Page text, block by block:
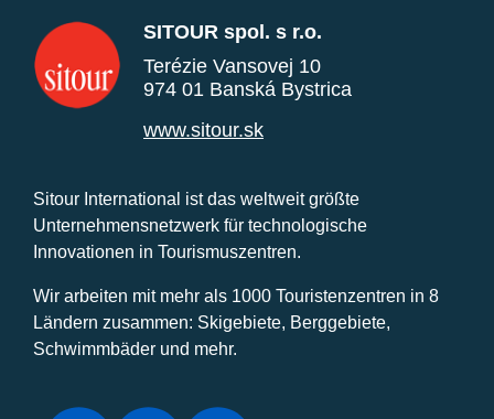
SITOUR spol. s r.o.
Terézie Vansovej 10
974 01 Banská Bystrica
www.sitour.sk
Sitour International ist das weltweit größte
Unternehmensnetzwerk für technologische
Innovationen in Tourismuszentren.
Wir arbeiten mit mehr als 1000 Touristenzentren in 8
Ländern zusammen: Skigebiete, Berggebiete,
Schwimmbäder und mehr.